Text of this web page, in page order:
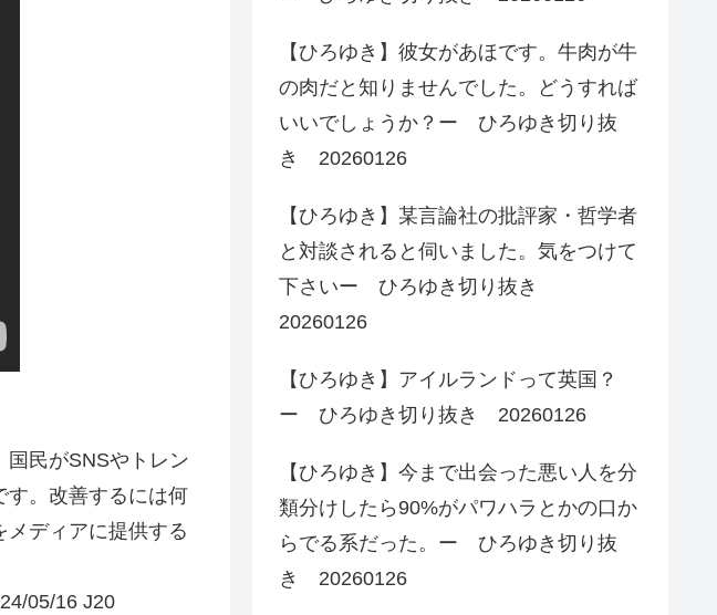
国民がSNSやトレン
す。改善するには何
ディアに提供する
05/16 J20
【ひろゆき】彼女があほです。牛肉が牛
の肉だと知りませんでした。どうすれば
いいでしょうか？ー ひろゆき切り抜
き 20260126
【ひろゆき】某言論社の批評家・哲学者
と対談されると伺いました。気をつけて
下さいー ひろゆき切り抜き
20260126
【ひろゆき】アイルランドって英国？
ー ひろゆき切り抜き 20260126
【ひろゆき】今まで出会った悪い人を分
類分けしたら90%がパワハラとかの口か
らでる系だった。ー ひろゆき切り抜
き 20260126